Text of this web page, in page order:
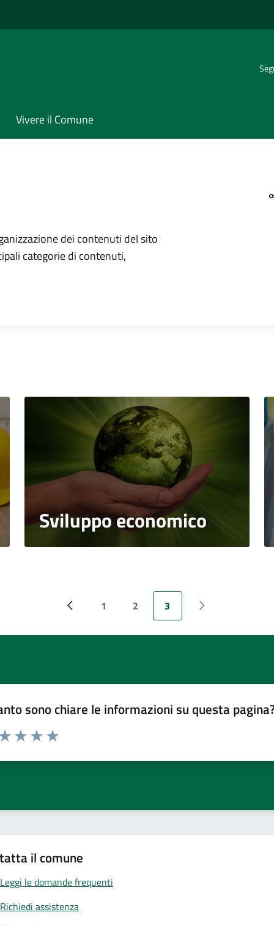
Vivere il Comune
dei contenuti del sito
categorie di contenuti,
Sviluppo economico
Pagina precedente
Pagina
1
Pagina
2
Pagina attuale
3
Pagina
sono chiare le informazioni su questa
da 1 a 5 stelle la pagina
il comune
Leggi le domande frequenti
Richiedi assistenza